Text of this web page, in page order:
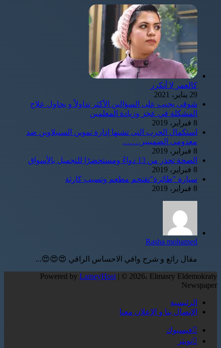
كالعمر لا أتكرر
29 يناير، 2021
شوقى يجيب على السؤالين الأكثر تداولاً و يحاول علاج
المشكلة في عجز وزيادة المعلمين
8 فبراير، 2019
استكمال الحرب التى تشنها إدارة تموين السنبلاوين ضد
معدومى الضمييير…….
8 فبراير، 2019
الصحة تحذر من 13 دواءً ومستحضرًا للتجميل بالأسواق
8 فبراير، 2019
سيارة "طائرة"تقتحم مطعم وتسبب كارثة
8 فبراير، 2019
Rasha mohamed
مقال رائع و شرح وافي الاحساس الراقي 😍😍😍...
Powered by LameyHost | © 2026، Elmasry Eldemokraty
Newspaper
الرئيسية
الإتصال بنا و الإعلان معنا
فيسبوك
تويتر